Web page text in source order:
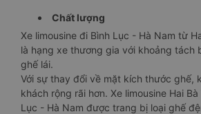
Chất lượng
Xe limousine đi Bình Lục - Hà Nam từ
là hạng xe thương gia với khoảng tách
ghế lái.
Với sự thay đổi về mặt kích thước ghế,
khách rộng rãi hơn. Xe limousine Hai
Lục - Hà Nam được trang bị loại ghế